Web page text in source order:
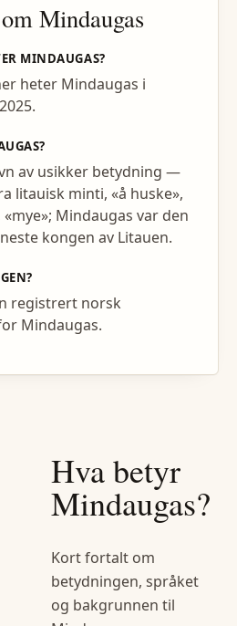
Mindaugas
MINDAUGAS?
heter Mindaugas i
?
av usikker betydning —
litauisk minti, «å huske»,
Mindaugas var den
kongen av Litauen.
registrert norsk
Mindaugas.
Hva betyr
Mindaugas?
Kort fortalt om
betydningen, språket
og bakgrunnen til